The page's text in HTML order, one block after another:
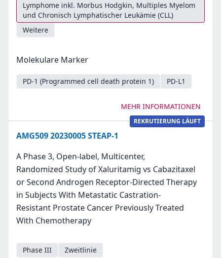
Lymphome inkl. Morbus Hodgkin, Multiples Myelom
und Chronisch Lymphatischer Leukämie (CLL)
Weitere
Molekulare Marker
PD-1 (Programmed cell death protein 1) PD-L1
MEHR INFORMATIONEN
REKRUTIERUNG LÄUFT
AMG509 20230005 STEAP-1
A Phase 3, Open-label, Multicenter,
Randomized Study of Xaluritamig vs Cabazitaxel
or Second Androgen Receptor-Directed Therapy
in Subjects With Metastatic Castration-
Resistant Prostate Cancer Previously Treated
With Chemotherapy
Phase III Zweitlinie